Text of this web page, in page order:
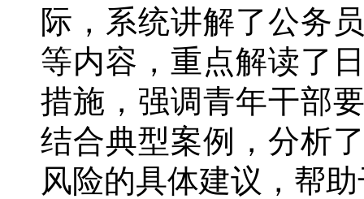
际，系统讲解了公务
等内容，重点解读了
措施，强调青年干部
结合典型案例，分析
风险的具体建议，帮